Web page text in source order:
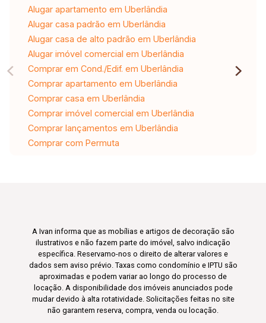
Alugar apartamento em Uberlândia
Alugar casa padrão em Uberlândia
Alugar casa de alto padrão em Uberlândia
Alugar imóvel comercial em Uberlândia
Comprar em Cond./Edif. em Uberlândia
Comprar apartamento em Uberlândia
Comprar casa em Uberlândia
Comprar imóvel comercial em Uberlândia
Comprar lançamentos em Uberlândia
Comprar com Permuta
A Ivan informa que as mobílias e artigos de decoração são
ilustrativos e não fazem parte do imóvel, salvo indicação
específica. Reservamo-nos o direito de alterar valores e
dados sem aviso prévio. Taxas como condomínio e IPTU são
aproximadas e podem variar ao longo do processo de
locação. A disponibilidade dos imóveis anunciados pode
mudar devido à alta rotatividade. Solicitações feitas no site
não garantem reserva, compra, venda ou locação.